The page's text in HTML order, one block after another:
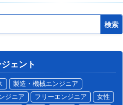
ェント
製造・機械エンジニア
ジニア フリーエンジニア
女性